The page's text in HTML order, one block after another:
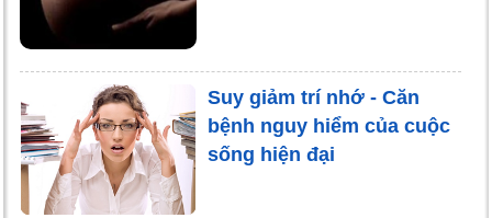
Suy giảm trí nhớ - Căn
bệnh nguy hiểm của cuộc
sống hiện đại